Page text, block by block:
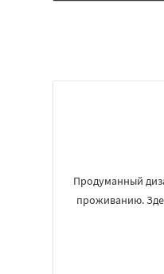
Продуманный
проживанию.